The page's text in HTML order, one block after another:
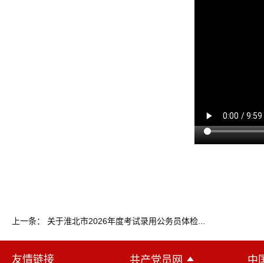
上一条： 关于淮北市2026年度考试录用公务员体检...
友情链接 共产党员网 中